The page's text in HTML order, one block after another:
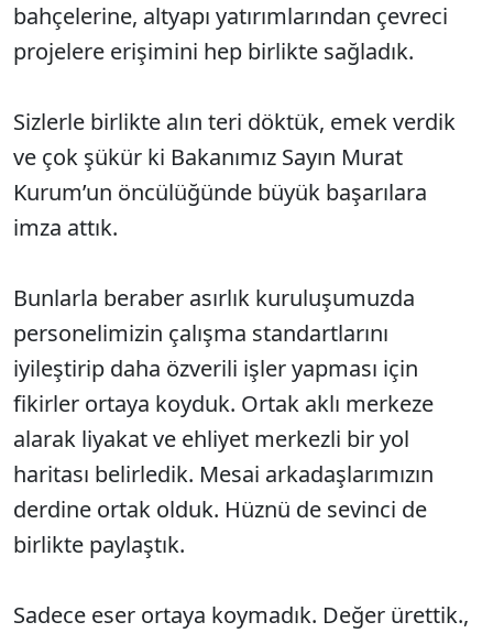
bahçelerine, altyapı yatırımlarından çevreci
projelere erişimini hep birlikte sağladık.
Sizlerle birlikte alın teri döktük, emek verdik
ve çok şükür ki Bakanımız Sayın Murat
Kurum’un öncülüğünde büyük başarılara
imza attık.
Bunlarla beraber asırlık kuruluşumuzda
personelimizin çalışma standartlarını
iyileştirip daha özverili işler yapması için
fikirler ortaya koyduk. Ortak aklı merkeze
alarak liyakat ve ehliyet merkezli bir yol
haritası belirledik. Mesai arkadaşlarımızın
derdine ortak olduk. Hüznü de sevinci de
birlikte paylaştık.
Sadece eser ortaya koymadık. Değer ürettik.,